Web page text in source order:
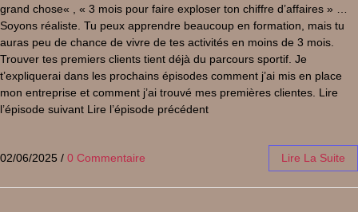
grand chose« , « 3 mois pour faire exploser ton chiffre d’affaires » …
Soyons réaliste. Tu peux apprendre beaucoup en formation, mais tu
auras peu de chance de vivre de tes activités en moins de 3 mois.
Trouver tes premiers clients tient déjà du parcours sportif. Je
t’expliquerai dans les prochains épisodes comment j’ai mis en place
mon entreprise et comment j’ai trouvé mes premières clientes. Lire
l’épisode suivant Lire l’épisode précédent
02/06/2025 / 0 Commentaire Lire La Suite